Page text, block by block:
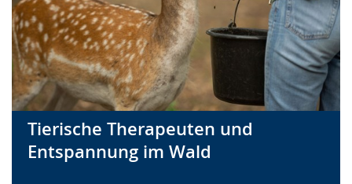
Tierische Therapeuten und
Entspannung im Wald